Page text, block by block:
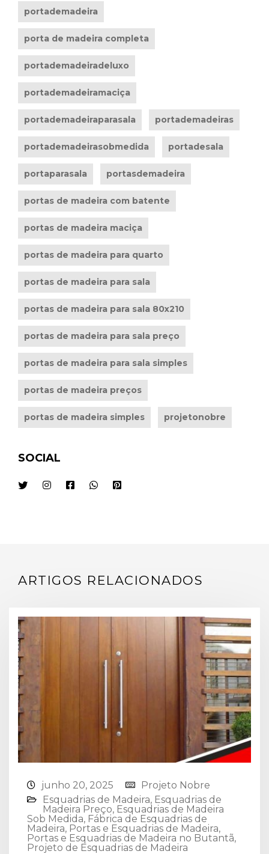
portademadeira
porta de madeira completa
portademadeiradeluxo
portademadeiramaciça
portademadeiraparasala portademadeiras
portademadeirasobmedida portadesala
portaparasala portasdemadeira
portas de madeira com batente
portas de madeira maciça
portas de madeira para quarto
portas de madeira para sala
portas de madeira para sala 80x210
portas de madeira para sala preço
portas de madeira para sala simples
portas de madeira preços
portas de madeira simples projetonobre
SOCIAL
ARTIGOS RELACIONADOS
junho 20, 2025
Projeto Nobre
Esquadrias de Madeira⁠, Esquadrias de
Madeira Preço, Esquadrias de Madeira
Sob Medida, Fábrica de Esquadrias de
Madeira, Portas e Esquadrias de Madeira,
Portas e Esquadrias de Madeira no Butantã,
Projeto de Esquadrias de Madeira